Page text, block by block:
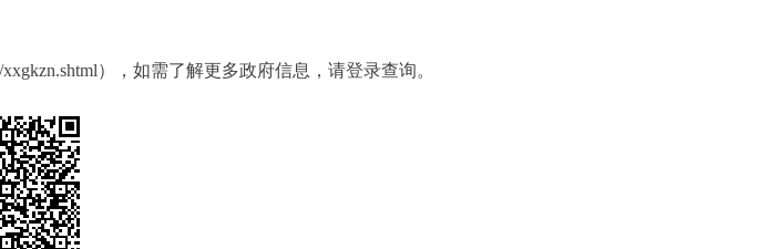
xxgkzn.shtml），如需了解更多政府信息，请登录查询。